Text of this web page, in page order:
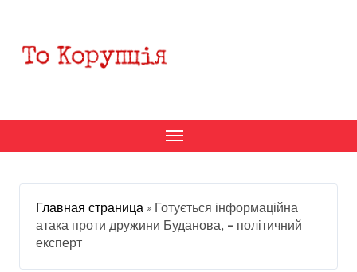
содержанию
Главная страница » Готується інформаційна
атака проти дружини Буданова, – політичний
експерт